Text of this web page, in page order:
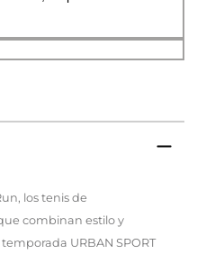
los tenis de
combinan estilo y
URBAN SPORT